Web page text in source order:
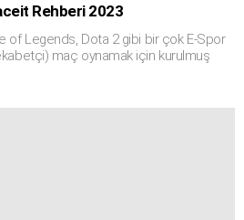
Rehberi 2023
of Legends, Dota 2 gibi bir çok E-Spor
maç oynamak için kurulmuş